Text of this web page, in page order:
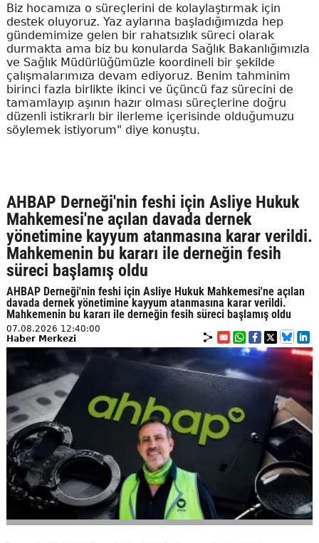
Biz hocamıza o süreçlerini de kolaylaştırmak için
destek oluyoruz. Yaz aylarına başladığımızda hep
gündemimize gelen bir rahatsızlık süreci olarak
durmakta ama biz bu konularda Sağlık Bakanlığımızla
ve Sağlık Müdürlüğümüzle koordineli bir şekilde
çalışmalarımıza devam ediyoruz. Benim tahminim
birinci fazla birlikte ikinci ve üçüncü faz sürecini de
tamamlayıp aşının hazır olması süreçlerine doğru
düzenli istikrarlı bir ilerleme içerisinde olduğumuzu
söylemek istiyorum" diye konuştu.
AHBAP Derneği'nin feshi için Asliye Hukuk
Mahkemesi'ne açılan davada dernek
yönetimine kayyum atanmasına karar verildi.
Mahkemenin bu kararı ile derneğin fesih
süreci başlamış oldu
AHBAP Derneği'nin feshi için Asliye Hukuk Mahkemesi'ne açılan
davada dernek yönetimine kayyum atanmasına karar verildi.
Mahkemenin bu kararı ile derneğin fesih süreci başlamış oldu
07.08.2026 12:40:00
Haber Merkezi